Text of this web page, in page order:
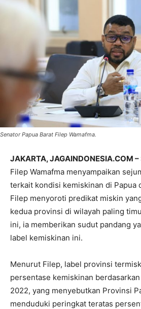
Senator Papua Barat Filep Wamafma.
JAKARTA, JAGAINDONESIA.COM –
Filep Wamafma menyampaikan
terkait kondisi kemiskinan di Papua
Filep menyoroti predikat miskin
kedua provinsi di wilayah paling
ini, ia memberikan sudut pandang
label kemiskinan ini.
Menurut Filep, label provinsi
persentase kemiskinan
2022, yang menyebutkan Provinsi
menduduki peringkat teratas